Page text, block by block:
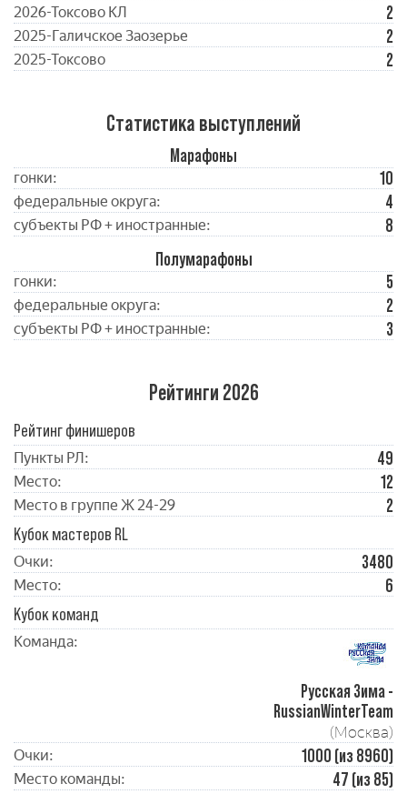
2026-Токсово КЛ 2
2025-Галичское Заозерье 2
2025-Токсово 2
Статистика выступлений
Марафоны
гонки: 10
федеральные округа: 4
субъекты РФ + иностранные:
8
Полумарафоны
гонки: 5
федеральные округа: 2
субъекты РФ + иностранные: 3
Рейтинги 2026
Рейтинг финишеров
Пункты РЛ: 49
Место: 12
Место в группе Ж 24-29
2
Кубок мастеров RL
Очки: 3480
Место:
6
Кубок команд
Команда:
Русская Зима -
RussianWinterTeam
(Москва)
Очки: 1000 (из 8960)
Место команды: 47 (из 85)